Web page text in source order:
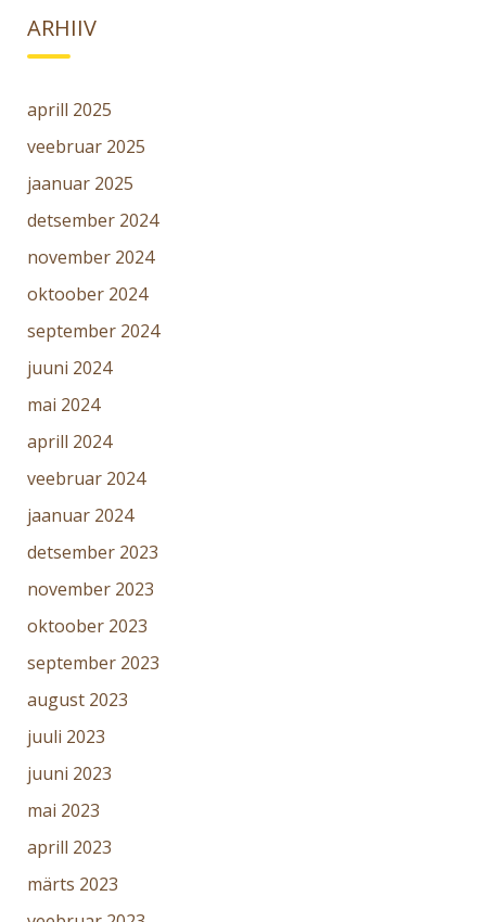
ARHIIV
aprill 2025
veebruar 2025
jaanuar 2025
detsember 2024
november 2024
oktoober 2024
september 2024
juuni 2024
mai 2024
aprill 2024
veebruar 2024
jaanuar 2024
detsember 2023
november 2023
oktoober 2023
september 2023
august 2023
juuli 2023
juuni 2023
mai 2023
aprill 2023
märts 2023